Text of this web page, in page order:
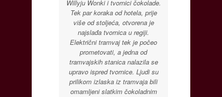
Willyju Wonki i tvornici čokolade.
Tek par koraka od hotela, prije
više od stoljeća, otvorena je
najslađa tvornica u regiji.
Električni tramvaj tek je počeo
prometovati, a jedna od
tramvajskih stanica nalazila se
upravo ispred tvornice. Ljudi su
prilikom izlaska iz tramvaja bili
omamljeni slatkim čokoladnim